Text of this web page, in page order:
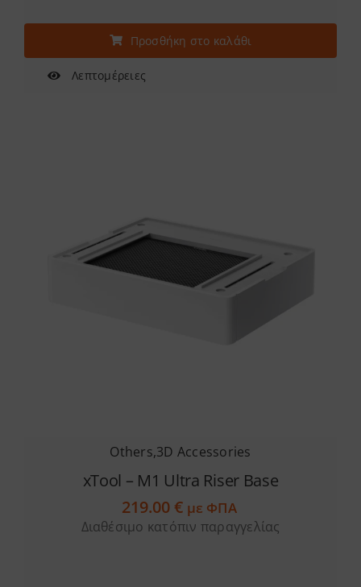
Προσθήκη στο καλάθι
Λεπτομέρειες
Others,3D Accessories
xTool – M1 Ultra Riser Base
219.00€ με ΦΠΑ
Διαθέσιμο κατόπιν παραγγελίας